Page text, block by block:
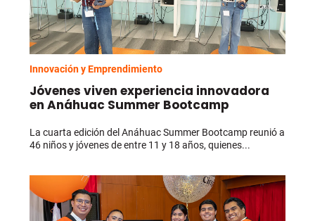
Innovación y Emprendimiento
Jóvenes viven experiencia innovadora
en Anáhuac Summer Bootcamp
La cuarta edición del Anáhuac Summer Bootcamp reunió a
46 niños y jóvenes de entre 11 y 18 años, quienes...